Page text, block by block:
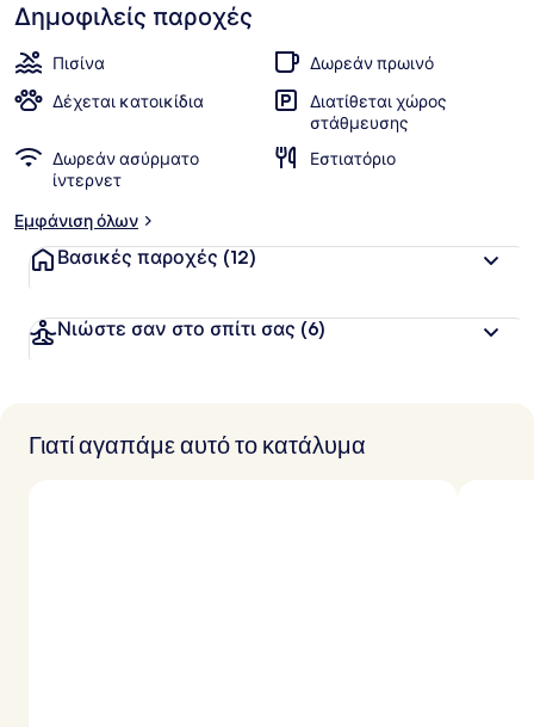
Δημοφιλείς παροχές
Πισίνα
Δωρεάν πρωινό
Δέχεται κατοικίδια
Διατίθεται χώρος
στάθμευσης
Δωρεάν ασύρματο
ίντερνετ
Εστιατόριο
Εμφάνιση όλων
Βασικές παροχές (12)
Νιώστε σαν στο σπίτι σας (6)
Γιατί αγαπάμε αυτό το κατάλυμα